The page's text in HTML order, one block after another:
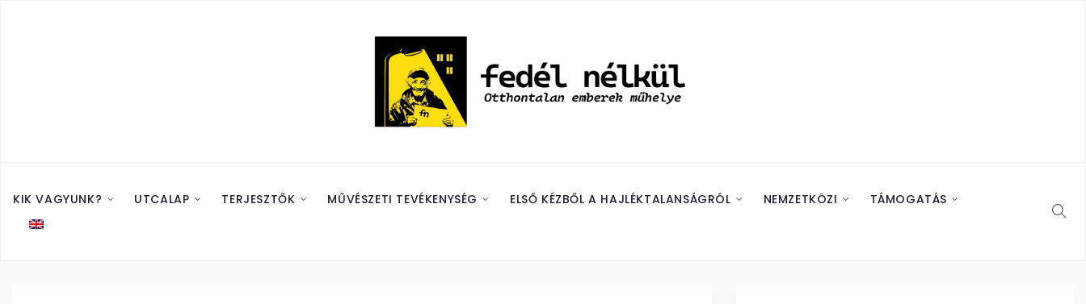
KIK VAGYUNK? UTCALAP TERJESZTŐK MŰVÉSZETI TEVÉKENYSÉG ELSŐ KÉZBŐL A HAJLÉKTALANSÁGRÓL NEMZETKÖZI TÁMOGATÁS